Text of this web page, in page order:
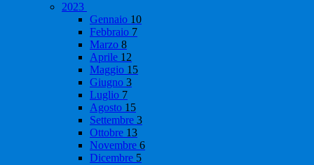
2023
Gennaio 10
Febbraio 7
Marzo 8
Aprile 12
Maggio 15
Giugno 3
Luglio 7
Agosto 15
Settembre 3
Ottobre 13
Novembre 6
Dicembre 5